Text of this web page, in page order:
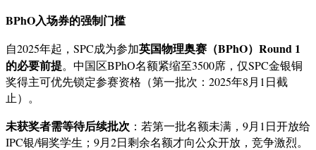
BPhO入场券的强制门槛
自2025年起，SPC成为参加英国物理奥赛（BPhO）Round 1
的必要前提。中国区BPhO名额紧缩至3500席，仅SPC金银铜
奖得主可优先锁定参赛资格（第一批次：2025年8月1日截
止）。
未获奖者需等待后续批次 ：若第一批名额未满，9月1日开放给
IPC银/铜奖学生；9月2日剩余名额才向公众开放，竞争激烈。